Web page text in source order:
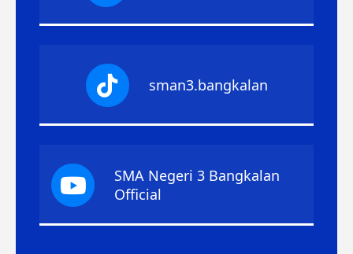
sman3.bangkalan
SMA Negeri 3 Bangkalan
Official